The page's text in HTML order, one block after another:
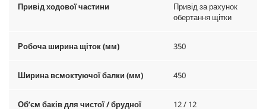
Привід ходової частини
Привід за рахунок
обертання щітки
Робоча ширина щіток (мм) 350
Ширина всмоктуючої балки (мм) 450
Об’єм баків для чистої / брудної
12 / 12